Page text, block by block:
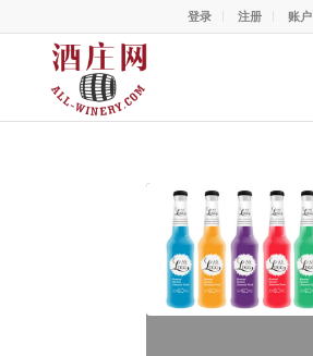
登录 注册 账户